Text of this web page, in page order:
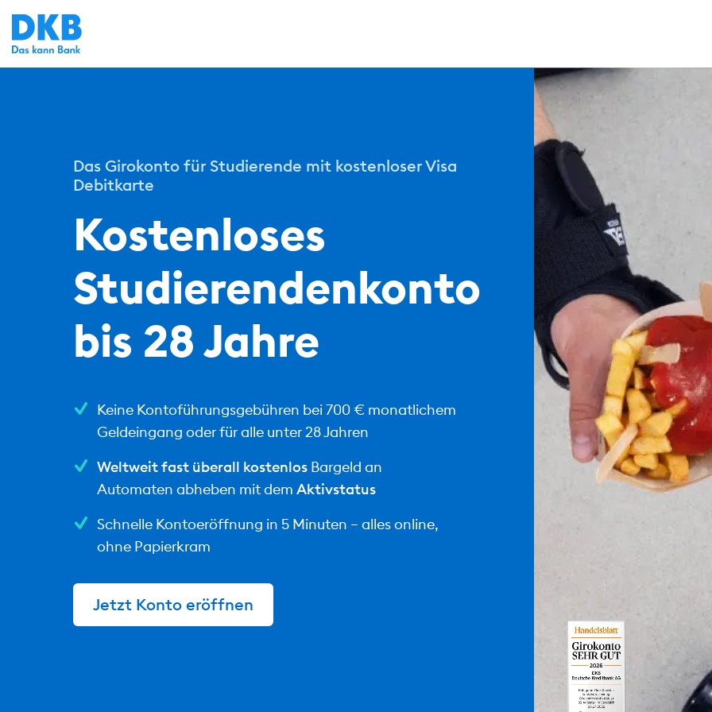
Das Girokonto für Studierende mit kostenloser Visa
Debitkarte
Kostenloses
Studierendenkonto
bis 28 Jahre
Keine Kontoführungsgebühren bei 700 € monatlichem
Geldeingang oder für alle unter 28 Jahren
Weltweit fast überall kostenlos Bargeld an
Automaten abheben mit demAktivstatus
Schnelle Kontoeröffnung in 5 Minuten – alles online,
ohne Papierkram
Jetzt Konto eröffnen